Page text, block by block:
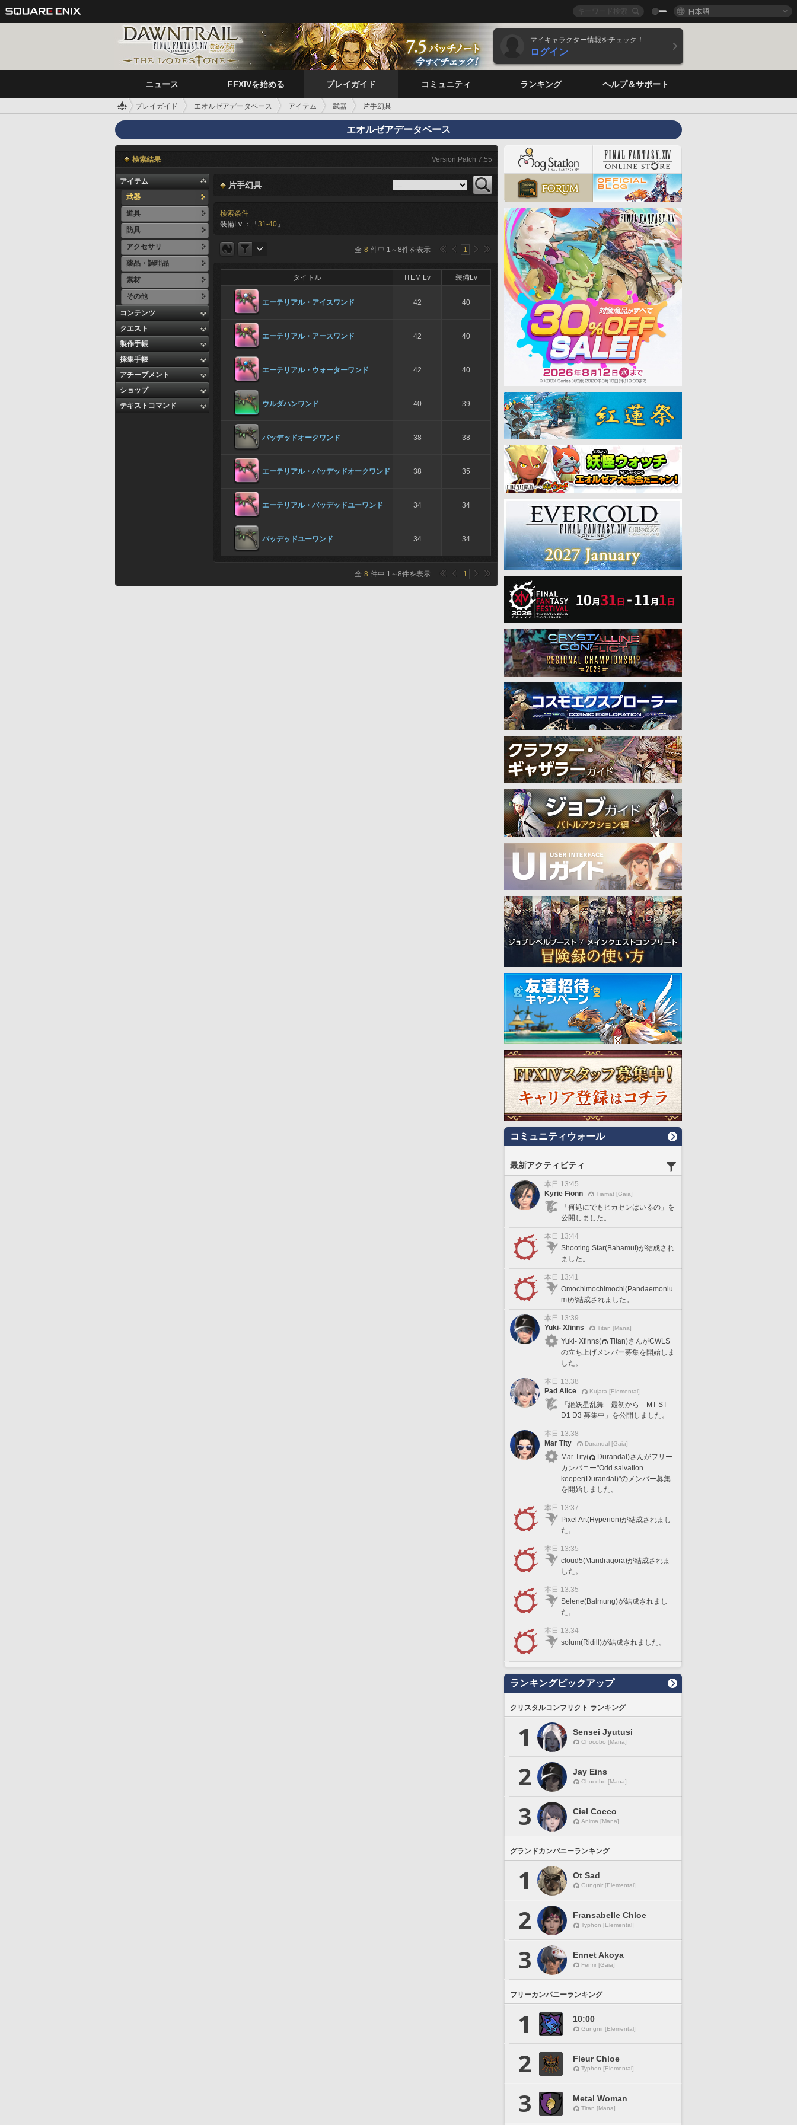
日本語
マイキャラクター情報をチェック！
ログイン
ニュース FFXIVを始める プレイガイド コミュニティ ランキング ヘルプ＆サポート
プレイガイド エオルゼアデータベース アイテム 武器 片手幻具
エオルゼアデータベース
検索結果 Version:Patch 7.55
アイテム
武器
道具
防具
アクセサリ
薬品・調理品
素材
その他
コンテンツ
クエスト
製作手帳
採集手帳
アチーブメント
ショップ
テキストコマンド
片手幻具
検索条件
装備Lv ：「 31-40 」
全 8 件中 1 ～8件を表示 1
タイトル ITEM Lv 装備Lv
エーテリアル・アイスワンド 42 40
エーテリアル・アースワンド 42 40
エーテリアル・ウォーターワンド 42 40
ウルダハンワンド 40 39
バッデッドオークワンド 38 38
エーテリアル・バッデッドオークワンド 38 35
エーテリアル・バッデッドユーワンド 34 34
バッデッドユーワンド 34 34
全 8 件中 1 ～8件を表示 1
コミュニティウォール
最新アクティビティ
本日 13:45
Kyrie Fionn
Tiamat [Gaia]
「何処にでもヒカセンはいるの」を
公開しました。
本日 13:44
Shooting Star(Bahamut)が結成され
ました。
本日 13:41
Omochimochimochi(Pandaemoniu
m)が結成されました。
本日 13:39
Yuki- Xfinns
Titan [Mana]
Yuki- Xfinns(
Titan)さんがCWLS
の立ち上げメンバー募集を開始しま
した。
本日 13:38
Pad Alice
Kujata [Elemental]
「絶妖星乱舞 最初から MT ST
D1 D3 募集中」を公開しました。
本日 13:38
Mar Tity
Durandal [Gaia]
Mar Tity(
Durandal)さんがフリー
カンパニー"Odd salvation
keeper(Durandal)"のメンバー募集
を開始しました。
本日 13:37
Pixel Art(Hyperion)が結成されまし
た。
本日 13:35
cloud5(Mandragora)が結成されま
した。
本日 13:35
Selene(Balmung)が結成されまし
た。
本日 13:34
solum(Ridill)が結成されました。
ランキングピックアップ
クリスタルコンフリクト ランキング
1 Sensei Jyutusi
Chocobo [Mana]
2 Jay Eins
Chocobo [Mana]
3 Ciel Cocco
Anima [Mana]
グランドカンパニーランキング
1 Ot Sad
Gungnir [Elemental]
2 Fransabelle Chloe
Typhon [Elemental]
3 Ennet Akoya
Fenrir [Gaia]
フリーカンパニーランキング
1 10:00
Gungnir [Elemental]
2 Fleur Chloe
Typhon [Elemental]
3 Metal Woman
Titan [Mana]